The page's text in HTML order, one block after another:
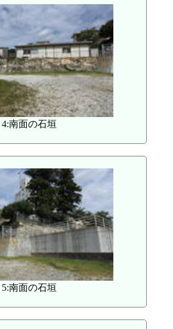
4:南面の石垣
5:南面の石垣